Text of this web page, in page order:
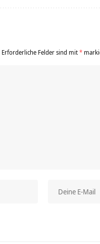
Erforderliche Felder sind mit*